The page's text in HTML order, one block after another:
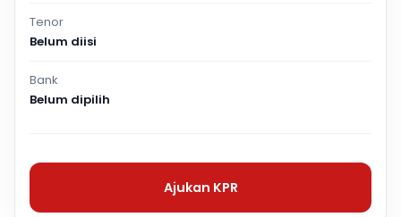
Tenor
Belum diisi
Bank
Belum dipilih
Ajukan KPR